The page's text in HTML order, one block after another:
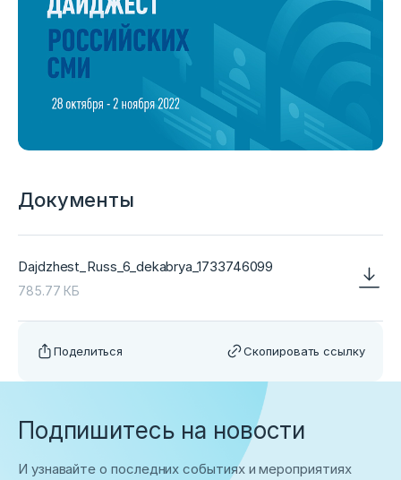
Документы
Dajdzhest_Russ_6_dekabrya_1733746099
785.77 КБ
Поделиться Скопировать ссылку
Подпишитесь на новости
И узнавайте о последних событиях и мероприятиях